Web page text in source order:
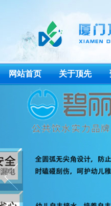
网站首页 关于顶先